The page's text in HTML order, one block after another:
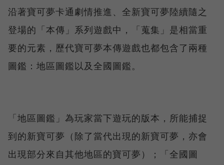
沿著寶可夢卡通劇情推進、全新寶可夢陸續隨之
登場的「本傳」系列遊戲中，「蒐集」是相當重
要的元素，歷代寶可夢本傳遊戲也都包含了兩種
圖鑑：地區圖鑑以及全國圖鑑。
「地區圖鑑」為玩家當下遊玩的版本，所能捕捉
到的新寶可夢（除了當代出現的新寶可夢，亦會
出現部分來自其他地區的寶可夢）；「全國圖